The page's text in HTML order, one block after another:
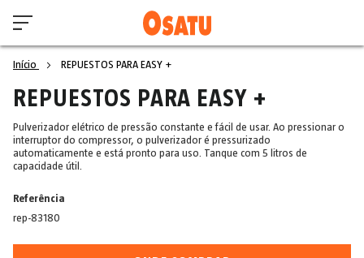
Início REPUESTOS PARA EASY +
REPUESTOS PARA EASY +
Pulverizador elétrico de pressão constante e fácil de usar. Ao pressionar o
interruptor do compressor, o pulverizador é pressurizado
automaticamente e está pronto para uso. Tanque com 5 litros de
capacidade útil.
Referência
rep-83180